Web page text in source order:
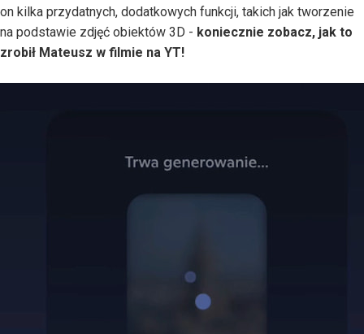
on kilka przydatnych, dodatkowych funkcji, takich jak tworzenie
na podstawie zdjęć obiektów 3D - koniecznie zobacz, jak to
zrobił Mateusz w filmie na YT!